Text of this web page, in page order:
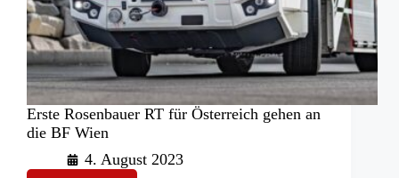
Erste Rosenbauer RT für Österreich gehen an
die BF Wien
4. August 2023